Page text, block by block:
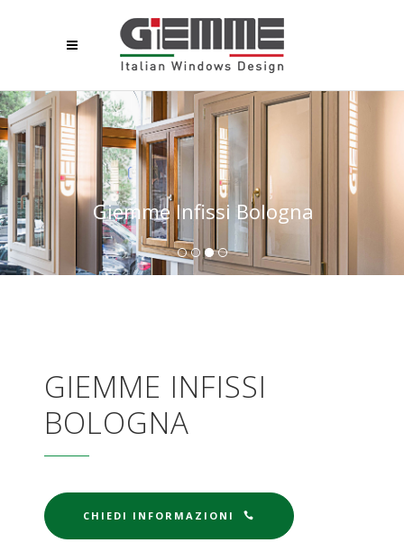
Giemme Infissi Bologna
GIEMME INFISSI
BOLOGNA
CHIEDI INFORMAZIONI